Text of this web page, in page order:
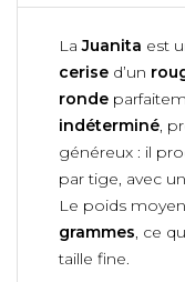
LaJuanita est
cerise d’un
ronde
indéterminé,
généreux : il
par tige, avec
Le poids
grammes, ce
taille fine.